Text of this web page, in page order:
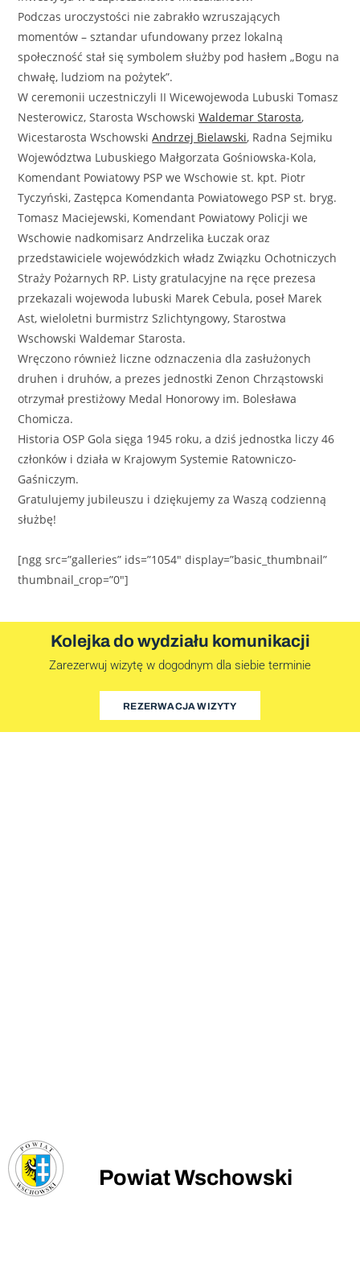
Podczas uroczystości nie zabrakło wzruszających
momentów – sztandar ufundowany przez lokalną
społeczność stał się symbolem służby pod hasłem „Bogu na
chwałę, ludziom na pożytek”.
W ceremonii uczestniczyli II Wicewojewoda Lubuski Tomasz
Nesterowicz, Starosta WschowskiWaldemar Starosta,
Wicestarosta WschowskiAndrzej Bielawski, Radna Sejmiku
Województwa Lubuskiego Małgorzata Gośniowska-Kola,
Komendant Powiatowy PSP we Wschowie st. kpt. Piotr
Tyczyński, Zastępca Komendanta Powiatowego PSP st. bryg.
Tomasz Maciejewski, Komendant Powiatowy Policji we
Wschowie nadkomisarz Andrzelika Łuczak oraz
przedstawiciele wojewódzkich władz Związku Ochotniczych
Straży Pożarnych RP. Listy gratulacyjne na ręce prezesa
przekazali wojewoda lubuski Marek Cebula, poseł Marek
Ast, wieloletni burmistrz Szlichtyngowy, Starostwa
Wschowski Waldemar Starosta.
Wręczono również liczne odznaczenia dla zasłużonych
druhen i druhów, a prezes jednostki Zenon Chrząstowski
otrzymał prestiżowy Medal Honorowy im. Bolesława
Chomicza.
Historia OSP Gola sięga 1945 roku, a dziś jednostka liczy 46
członków i działa w Krajowym Systemie Ratowniczo-
Gaśniczym.
Gratulujemy jubileuszu i dziękujemy za Waszą codzienną
służbę!
[ngg src=”galleries” ids=”1054″ display=”basic_thumbnail”
thumbnail_crop=”0″]
Kolejka do wydziału komunikacji
Zarezerwuj wizytę w dogodnym dla siebie terminie
REZERWACJA WIZYTY
Powiat Wschowski